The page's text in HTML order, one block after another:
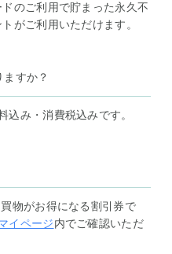
のご利用で貯まった永久不
がご利用いただけます。
すか？
込み・消費税込みです。
物がお得になる割引券で
イページ内でご確認いただ